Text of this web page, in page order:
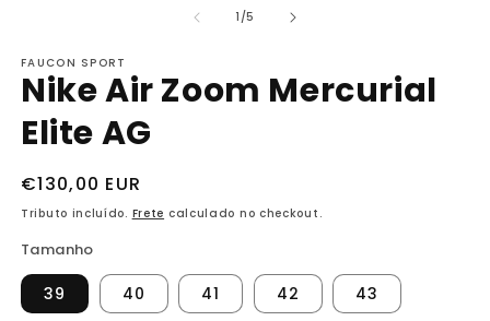
modal
1 /de
5
FAUCON SPORT
Nike Air Zoom Mercurial
Elite AG
Preço
normal
€130,00 EUR
Tributo incluído. Frete calculado no checkout.
Tamanho
39 40 41 42 43